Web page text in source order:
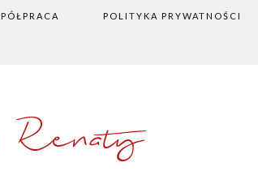
POLITYKA PRYWATNOŚCI
Renaty